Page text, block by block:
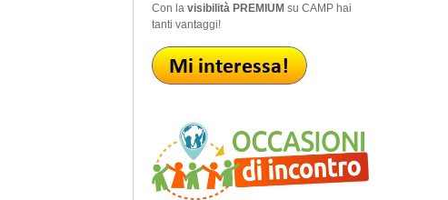
Con la visibilità PREMIUMsu CAMP hai
tanti vantaggi!